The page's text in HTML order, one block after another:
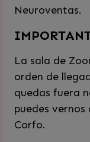
Neuroventas.
La sala de
orden de
quedas fuera
puedes
Corfo.